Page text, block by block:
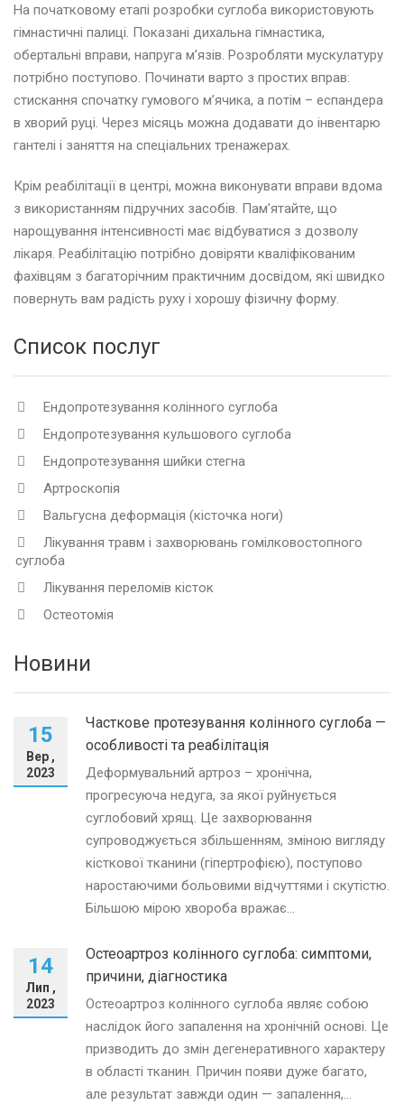
На початковому етапі розробки суглоба використовують
гімнастичні палиці. Показані дихальна гімнастика,
обертальні вправи, напруга м’язів. Розробляти мускулатуру
потрібно поступово. Починати варто з простих вправ:
стискання спочатку гумового м’ячика, а потім – еспандера
в хворий руці. Через місяць можна додавати до інвентарю
гантелі і заняття на спеціальних тренажерах.
Крім реабілітації в центрі, можна виконувати вправи вдома
з використанням підручних засобів. Пам’ятайте, що
нарощування інтенсивності має відбуватися з дозволу
лікаря. Реабілітацію потрібно довіряти кваліфікованим
фахівцям з багаторічним практичним досвідом, які швидко
повернуть вам радість руху і хорошу фізичну форму.
Список послуг
Ендопротезування колінного суглоба
Ендопротезування кульшового суглоба
Ендопротезування шийки стегна
Артроскопія
Вальгусна деформація (кісточка ноги)
Лікування травм і захворювань гомілковостопного
суглоба
Лікування переломів кісток
Остеотомія
Новини
15
Вер ,
2023
Часткове протезування колінного суглоба —
особливості та реабілітація
Деформувальний артроз – хронічна,
прогресуюча недуга, за якої руйнується
суглобовий хрящ. Це захворювання
супроводжується збільшенням, зміною вигляду
кісткової тканини (гіпертрофією), поступово
наростаючими больовими відчуттями і скутістю.
Більшою мірою хвороба вражає...
14
Лип ,
2023
Остеоартроз колінного суглоба: симптоми,
причини, діагностика
Остеоартроз колінного суглоба являє собою
наслідок його запалення на хронічній основі. Це
призводить до змін дегенеративного характеру
в області тканин. Причин появи дуже багато,
але результат завжди один — запалення,...